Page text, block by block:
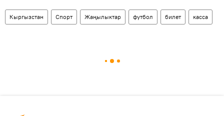
Кыргызстан Спорт Жаңылыктар футбол билет касса